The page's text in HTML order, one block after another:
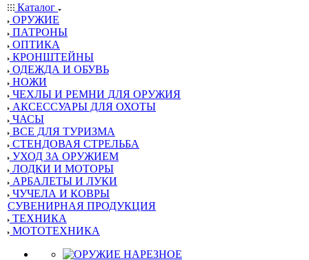
Каталог
ОРУЖИЕ
ПАТРОНЫ
ОПТИКА
КРОНШТЕЙНЫ
ОДЕЖДА И ОБУВЬ
НОЖИ
ЧЕХЛЫ И РЕМНИ ДЛЯ ОРУЖИЯ
АКСЕССУАРЫ ДЛЯ ОХОТЫ
ЧАСЫ
ВСЕ ДЛЯ ТУРИЗМА
СТЕНДОВАЯ СТРЕЛЬБА
УХОД ЗА ОРУЖИЕМ
ЛОДКИ И МОТОРЫ
АРБАЛЕТЫ И ЛУКИ
ЧУЧЕЛА И КОВРЫ
СУВЕНИРНАЯ ПРОДУКЦИЯ
ТЕХНИКА
МОТОТЕХНИКА